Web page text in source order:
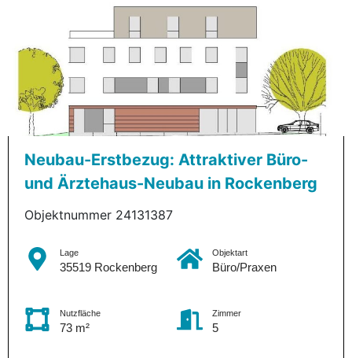
Neubau-Erstbezug: Attraktiver Büro-
und Ärztehaus-Neubau in Rockenberg
Objektnummer 24131387
Lage
35519 Rockenberg
Objektart
Büro/Praxen
Nutzfläche
73 m²
Zimmer
5